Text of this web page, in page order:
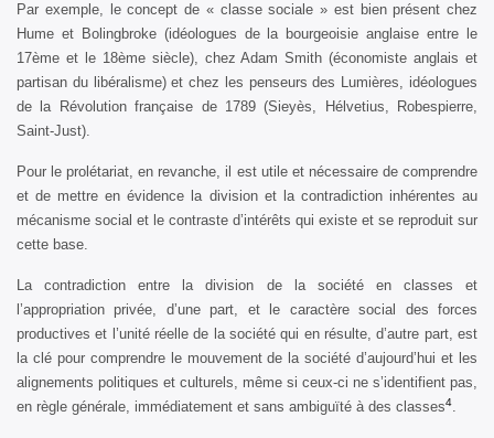
Par exemple, le concept de « classe sociale » est bien présent chez
Hume et Bolingbroke (idéologues de la bourgeoisie anglaise entre le
17ème et le 18ème siècle), chez Adam Smith (économiste anglais et
partisan du libéralisme) et chez les penseurs des Lumières, idéologues
de la Révolution française de 1789 (Sieyès, Hélvetius, Robespierre,
Saint-Just).
Pour le prolétariat, en revanche, il est utile et nécessaire de comprendre
et de mettre en évidence la division et la contradiction inhérentes au
mécanisme social et le contraste d’intérêts qui existe et se reproduit sur
cette base.
La contradiction entre la division de la société en classes et
l’appropriation privée, d’une part, et le caractère social des forces
productives et l’unité réelle de la société qui en résulte, d’autre part, est
la clé pour comprendre le mouvement de la société d’aujourd’hui et les
alignements politiques et culturels, même si ceux-ci ne s’identifient pas,
en règle générale, immédiatement et sans ambiguïté à des classes4.